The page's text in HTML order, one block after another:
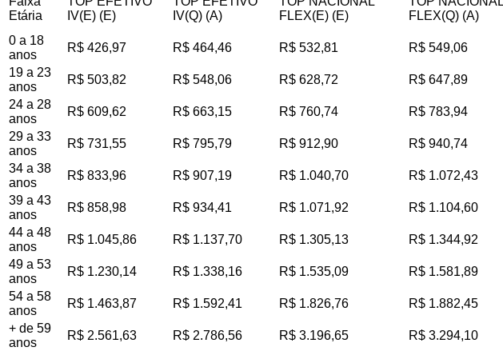
Etária
IV(E) (E)
IV(Q) (A)
FLEX(E) (E)
FLEX(Q) (A)
0 a 18
anos
R$ 426,97 R$ 464,46 R$ 532,81 R$ 549,06
19 a 23
anos
R$ 503,82 R$ 548,06 R$ 628,72 R$ 647,89
24 a 28
anos
R$ 609,62 R$ 663,15 R$ 760,74 R$ 783,94
29 a 33
anos
R$ 731,55 R$ 795,79 R$ 912,90 R$ 940,74
34 a 38
anos
R$ 833,96 R$ 907,19 R$ 1.040,70 R$ 1.072,43
39 a 43
anos
R$ 858,98 R$ 934,41 R$ 1.071,92 R$ 1.104,60
44 a 48
anos
R$ 1.045,86 R$ 1.137,70 R$ 1.305,13 R$ 1.344,92
49 a 53
anos
R$ 1.230,14 R$ 1.338,16 R$ 1.535,09 R$ 1.581,89
54 a 58
anos
R$ 1.463,87 R$ 1.592,41 R$ 1.826,76 R$ 1.882,45
+ de 59
anos
R$ 2.561,63 R$ 2.786,56 R$ 3.196,65 R$ 3.294,10